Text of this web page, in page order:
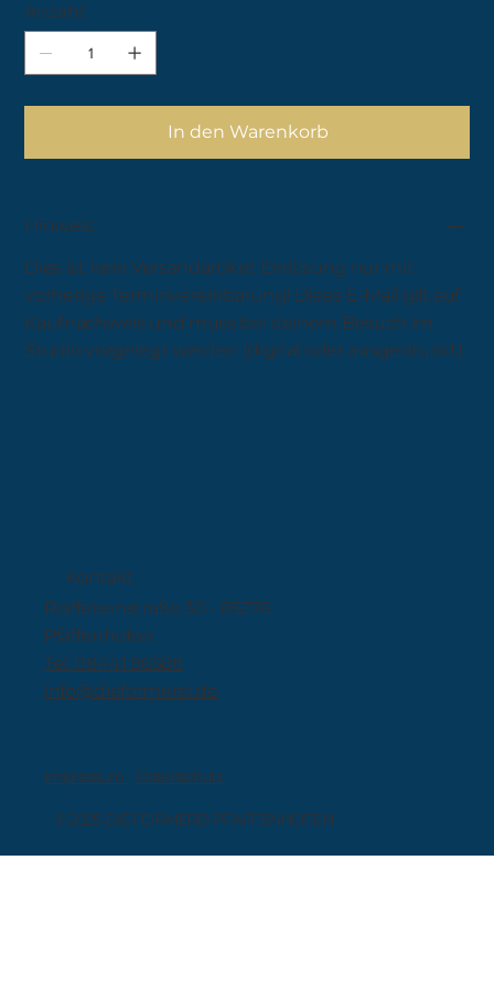
Anzahl
In den Warenkorb
Hinweis:
Dies ist kein Versandartikel. Einlösung nur mit
vorherige Terminvereinbarung! Diese E-Mail gilt auf
Kaufnachweis und muss bei deinem Besuch im
Studio vorgelegt werden (digital oder ausgedruckt).
© 2025 DIE FORMEREI PFAFFENHOFEN
Kontakt
Raiffeisenstraße 30 - 85276
Pfaffenhofen
Tel. 08441 86588
info@dieformerei.de
Impressum - Datenschutz